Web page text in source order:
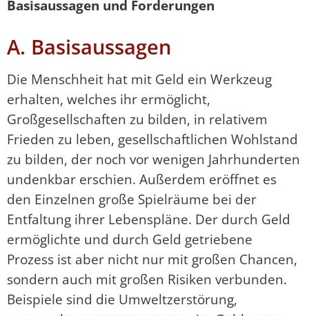
Basisaussagen und Forderungen
A. Basisaussagen
Die Menschheit hat mit Geld ein Werkzeug
erhalten, welches ihr ermöglicht,
Großgesellschaften zu bilden, in relativem
Frieden zu leben, gesellschaftlichen Wohlstand
zu bilden, der noch vor wenigen Jahrhunderten
undenkbar erschien. Außerdem eröffnet es
den Einzelnen große Spielräume bei der
Entfaltung ihrer Lebenspläne. Der durch Geld
ermöglichte und durch Geld getriebene
Prozess ist aber nicht nur mit großen Chancen,
sondern auch mit großen Risiken verbunden.
Beispiele sind die Umweltzerstörung,